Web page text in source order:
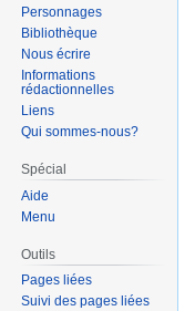
Personnages
Bibliothèque
Nous écrire
Informations
rédactionnelles
Liens
Qui sommes-nous?
Spécial
Aide
Menu
Outils
Pages liées
Suivi des pages liées